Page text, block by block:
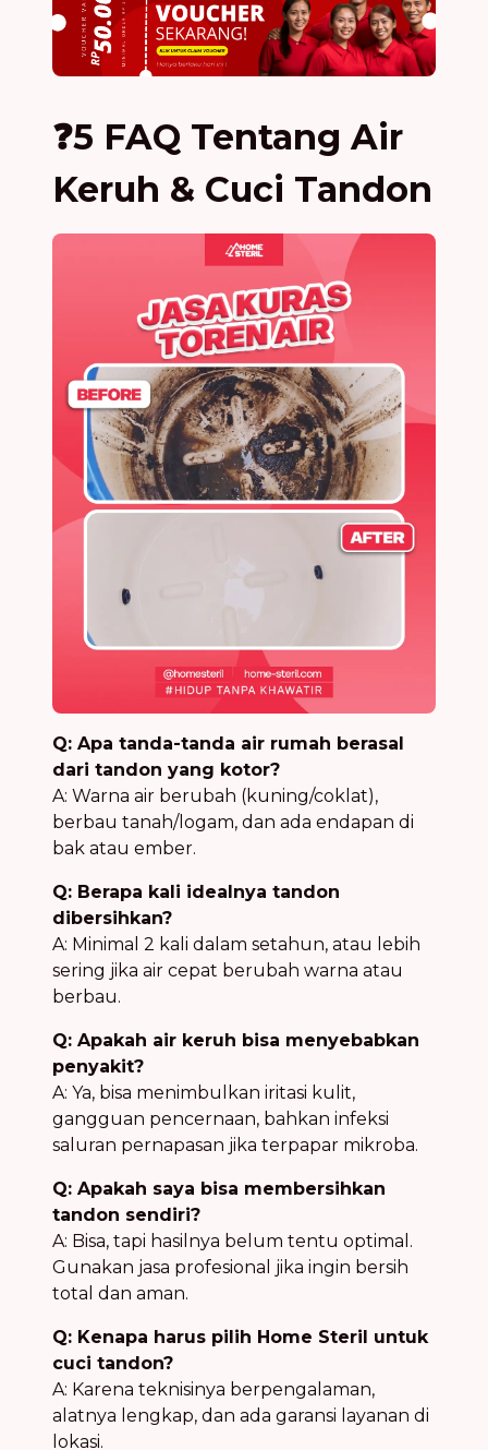
❓5 FAQ Tentang Air
Keruh & Cuci Tandon
Q: Apa tanda-tanda air rumah berasal
dari tandon yang kotor?
A: Warna air berubah (kuning/coklat),
berbau tanah/logam, dan ada endapan di
bak atau ember.
Q: Berapa kali idealnya tandon
dibersihkan?
A: Minimal 2 kali dalam setahun, atau lebih
sering jika air cepat berubah warna atau
berbau.
Q: Apakah air keruh bisa menyebabkan
penyakit?
A: Ya, bisa menimbulkan iritasi kulit,
gangguan pencernaan, bahkan infeksi
saluran pernapasan jika terpapar mikroba.
Q: Apakah saya bisa membersihkan
tandon sendiri?
A: Bisa, tapi hasilnya belum tentu optimal.
Gunakan jasa profesional jika ingin bersih
total dan aman.
Q: Kenapa harus pilih Home Steril untuk
cuci tandon?
A: Karena teknisinya berpengalaman,
alatnya lengkap, dan ada garansi layanan di
lokasi.